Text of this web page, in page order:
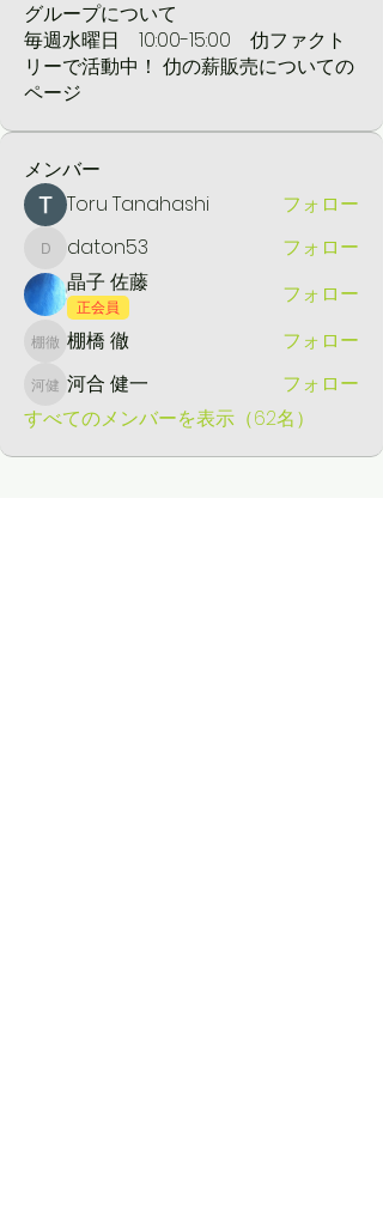
グループについて
毎週水曜日 10:00-15:00 仂ファクト
リーで活動中！ 仂の薪販売についての
ページ
メンバー
Toru Tanahashi フォロー
daton53
daton53
フォロー
晶子 佐藤
正会員 フォロー
棚橋 徹棚橋 徹 フォロー
河合 健一
河合 健一
フォロー
すべてのメンバーを表示（62名）